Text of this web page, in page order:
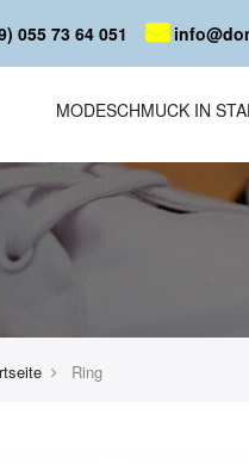
055 73 64 051
MODESCHMUCK IN
Ring